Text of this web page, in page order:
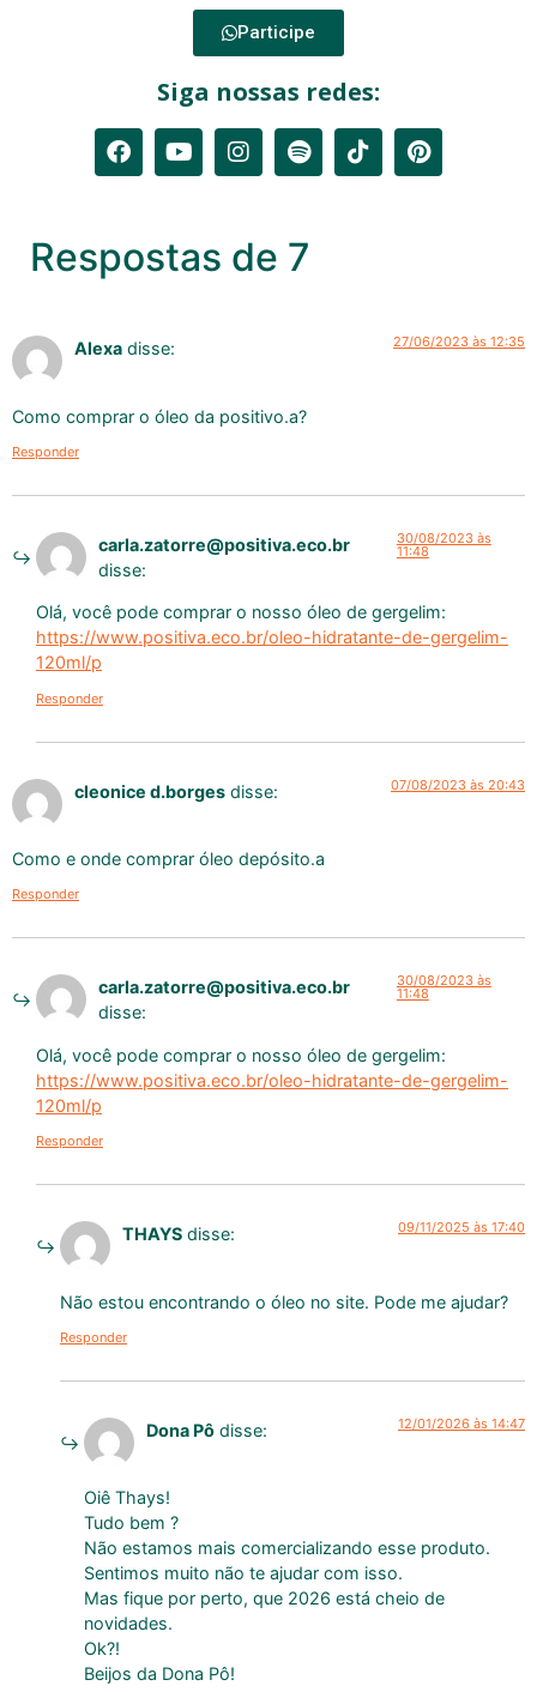
Participe
Siga nossas redes:
Respostas de 7
Alexa disse: 27/06/2023 às 12:35
Como comprar o óleo da positivo.a?
Responder
carla.zatorre@positiva.eco.br
disse:
30/08/2023 às
11:48
Olá, você pode comprar o nosso óleo de gergelim:
https://www.positiva.eco.br/oleo-hidratante-de-gergelim-
120ml/p
Responder
cleonice d.borges disse: 07/08/2023 às 20:43
Como e onde comprar óleo depósito.a
Responder
carla.zatorre@positiva.eco.br
disse:
30/08/2023 às
11:48
Olá, você pode comprar o nosso óleo de gergelim:
https://www.positiva.eco.br/oleo-hidratante-de-gergelim-
120ml/p
Responder
THAYS disse: 09/11/2025 às 17:40
Não estou encontrando o óleo no site. Pode me ajudar?
Responder
Dona Pô disse: 12/01/2026 às 14:47
Oiê Thays!
Tudo bem ?
Não estamos mais comercializando esse produto.
Sentimos muito não te ajudar com isso.
Mas fique por perto, que 2026 está cheio de
novidades.
Ok?!
Beijos da Dona Pô!